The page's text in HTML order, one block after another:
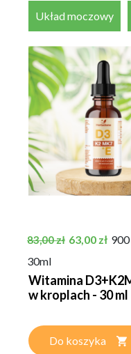
Układ moczowy
Cena podstawowa
83,00 zł Cena
63,00 zł
30ml
Witamina
w kroplach - 30 ml
Do koszyka